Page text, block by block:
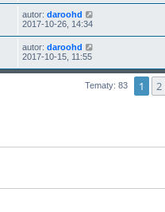
autor: daroohd
2017-10-26, 14:34
autor: daroohd
2017-10-15, 11:55
Tematy: 83 1 2